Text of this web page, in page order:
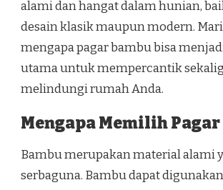
alami dan hangat dalam hunian,
desain klasik maupun modern.
mengapa pagar bambu bisa
utama untuk mempercantik
melindungi rumah Anda.
Mengapa Memilih Pagar
Bambu merupakan material alami
serbaguna. Bambu dapat